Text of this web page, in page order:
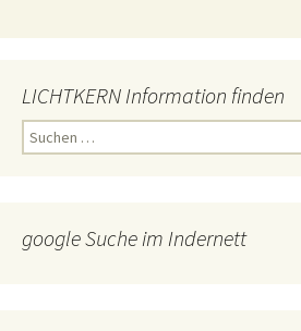
LICHTKERN Information finden
Suchen
nach:
google Suche im Indernett